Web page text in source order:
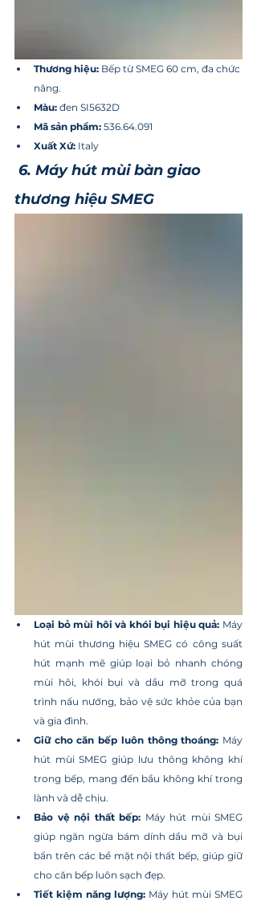
Thương hiệu: Bếp từ SMEG 60 cm, đa chức
năng.
Màu: đen SI5632D
Mã sản phẩm: 536.64.091
Xuất Xứ: Italy
6. Máy hút mùi bàn giao
thương hiệu SMEG
Loại bỏ mùi hôi và khói bụi hiệu quả: Máy
hút mùi thương hiệu SMEG có công suất
hút mạnh mẽ giúp loại bỏ nhanh chóng
mùi hôi, khói bụi và dầu mỡ trong quá
trình nấu nướng, bảo vệ sức khỏe của bạn
và gia đình.
Giữ cho căn bếp luôn thông thoáng: Máy
hút mùi SMEG giúp lưu thông không khí
trong bếp, mang đến bầu không khí trong
lành và dễ chịu.
Bảo vệ nội thất bếp: Máy hút mùi SMEG
giúp ngăn ngừa bám dính dầu mỡ và bụi
bẩn trên các bề mặt nội thất bếp, giúp giữ
cho căn bếp luôn sạch đẹp.
Tiết kiệm năng lượng: Máy hút mùi SMEG